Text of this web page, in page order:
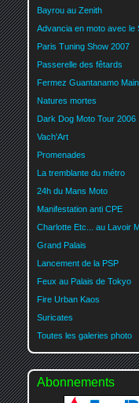
Bayrou au Zenith
Advancia en moto avec le
Paris Tuning Show 2007
Passerelle des fêtards
Fermez Guantanamo
Natures mortes
Dark Dog Moto Tour 2006
Vach'Art
Promenades
La tremblante du métro
24h du Mans Moto
Manifestation anti CPE
Charlotte Etc... au Lavoir
Grand Palais
Lancement de la PSP
Feux au Palais de Tokyo
Fire Urban Kaos
Suricates
Toutes les galeries photo
Abonnements